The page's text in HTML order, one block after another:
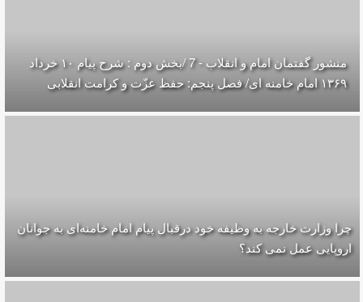
منشور گفتمان امام و انقلاب - 7 /بخش دوم : شرح پیام ۱۰ خرداد
۱۳۶۹ امام خامنه ای/ فصل پنجم: حفظ عزّت و کرامت انقلابی
چرا وزارت خارجه به وظیفه خود درقبال پیام امام خامنه‌ای به جوانان
اروپایی عمل نمی کند؟